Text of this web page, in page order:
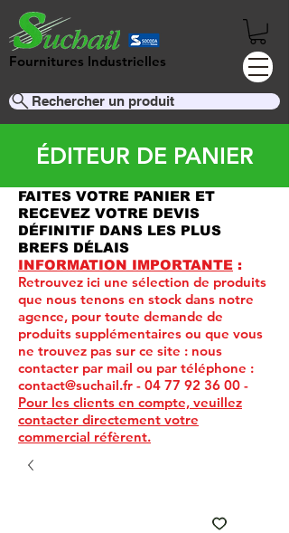
Fournitures Industrielles
Rechercher un produit
ÉDITEUR DE PANIER
FAITES VOTRE PANIER ET
RECEVEZ VOTRE DEVIS
DÉFINITIF DANS LES PLUS
BREFS DÉLAIS
INFORMATION IMPORTANTE :
Retrouvez ici une sélection de produits
que nous tenons en stock dans notre
agence, pour toute demande de
produits supplémentaires ou que vous
ne trouvez pas sur ce site : nous
contacter par mail ou par téléphone :
contact@suchail.fr - 04 77 92 36 00 -
Pour les clients en compte, veuillez
contacter directement votre
commercial réfèrent.